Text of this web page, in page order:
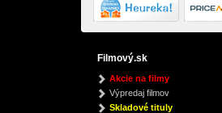
Buckingham Nicks
Buckingham Nicks
€ 19.39
Filmový.sk
Akcie na filmy
Výpredaj filmov
Skladové tituly